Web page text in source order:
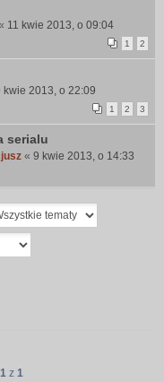
11 kwie 2013, o 09:04
1 2
kwie 2013, o 22:09
1 2 3
serialu
« 9 kwie 2013, o 14:33
1 z 1